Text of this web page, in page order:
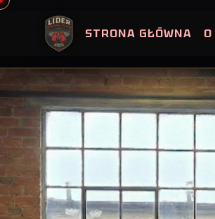
Skip
STRONA GŁÓWNA